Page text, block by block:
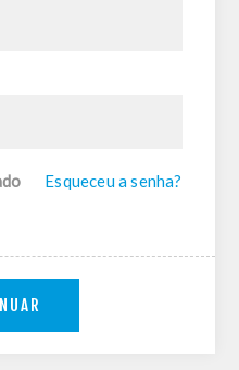
Esqueceu a senha?